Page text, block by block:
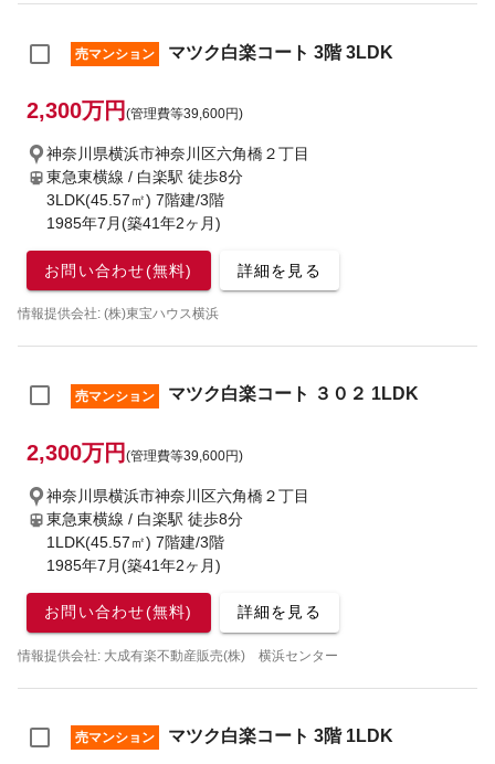
売マンション マツク白楽コート 3階 3LDK
2,300万円 (管理費等39,600円)
神奈川県横浜市神奈川区六角橋２丁目
東急東横線 / 白楽駅 徒歩8分
3LDK(45.57㎡) 7階建/3階
1985年7月(築41年2ヶ月)
お問い合わせ(無料) 詳細を見る
情報提供会社: (株)東宝ハウス横浜
売マンション マツク白楽コート ３０２ 1LDK
2,300万円 (管理費等39,600円)
神奈川県横浜市神奈川区六角橋２丁目
東急東横線 / 白楽駅 徒歩8分
1LDK(45.57㎡) 7階建/3階
1985年7月(築41年2ヶ月)
お問い合わせ(無料) 詳細を見る
情報提供会社: 大成有楽不動産販売(株) 横浜センター
売マンション マツク白楽コート 3階 1LDK